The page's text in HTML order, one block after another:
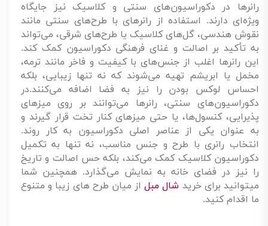
رانرها در دکوراسیون‌های سنتی و کلاسیک نیز جایگاه
ویژه‌ای دارند. استفاده از رانرهای با طرح‌های سنتی مانند
نقوش هندسی، گل‌های کلاسیک یا طرح‌های شرقی، می‌تواند
به تأکید بر اصالت و غنای فرهنگی دکوراسیون کمک کند.
این رانرها اغلب از جنس‌های با کیفیت و فاخر مانند ترمه،
مخمل یا ابریشم تهیه می‌شوند که نه تنها زیبایی، بلکه
احساس لوکس بودن را نیز به فضا اضافه می‌کنند.در
دکوراسیون‌های سنتی، رانرها می‌توانند بر روی میزهای
پذیرایی، کنسول‌ها، یا حتی میزهای کنار تخت قرار گیرند و
به عنوان یکی از عناصر اصلی دکوراسیون به کار روند.
انتخاب رانری با طرح و جنس مناسب، نه تنها به تکمیل
دکوراسیون کلاسیک کمک می‌کند، بلکه حس اصالت و تاریخ
را نیز در فضای خانه به نمایش می‌گذارد. همچنین شما
میتوانید برای خرید شال مبلاز میان طرح های زیبا و متنوع
ما اقدام کنید.